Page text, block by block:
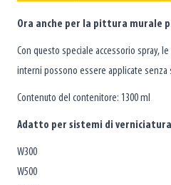
Ora anche per la pittura murale
Con questo speciale accessorio spray,
interni possono essere applicate senza
Contenuto del contenitore: 1300 ml
Adatto per sistemi di verniciatura
W300
W500